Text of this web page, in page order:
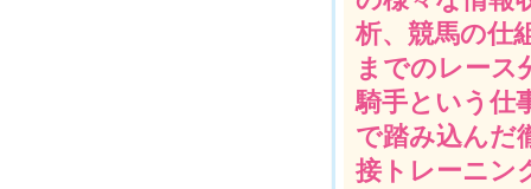
析、競馬の仕
までのレース
騎手という仕
で踏み込んだ
接トレーニン